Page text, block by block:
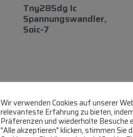
Tny285dg Ic
Spannungswandler,
Soic-7
Zum Produkt
Wir verwenden Cookies auf unserer
relevanteste Erfahrung zu bieten,
Präferenzen und wiederholte Besuche
"Alle akzeptieren" klicken, stimmen Sie